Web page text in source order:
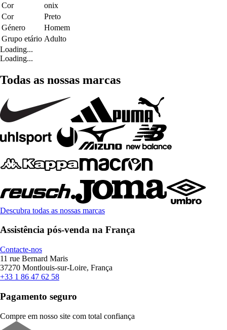
Cor
onix
Cor
Preto
Género
Homem
Grupo etário Adulto
Loading...
Loading...
Todas as nossas marcas
Descubra todas as nossas marcas
Assistência pós-venda na França
Contacte-nos
11 rue Bernard Maris
37270 Montlouis-sur-Loire, França
+33 1 86 47 62 58
Pagamento seguro
Compre em nosso site com total confiança